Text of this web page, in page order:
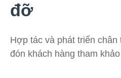
đỡ
Hợp tác và phát triển
đón khách hàng tham